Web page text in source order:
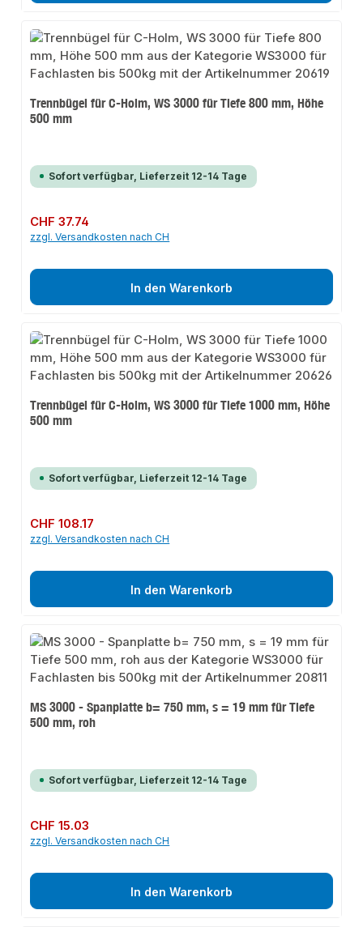
Trennbügel für C-Holm, WS 3000 für Tiefe 800 mm, Höhe
500 mm
Sofort verfügbar, Lieferzeit 12-14 Tage
Regulärer Preis:
CHF 37.74
zzgl. Versandkosten nach CH
In den Warenkorb
Trennbügel für C-Holm, WS 3000 für Tiefe 1000 mm, Höhe
500 mm
Sofort verfügbar, Lieferzeit 12-14 Tage
Regulärer Preis:
CHF 108.17
zzgl. Versandkosten nach CH
In den Warenkorb
MS 3000 - Spanplatte b= 750 mm, s = 19 mm für Tiefe
500 mm, roh
Sofort verfügbar, Lieferzeit 12-14 Tage
Regulärer Preis:
CHF 15.03
zzgl. Versandkosten nach CH
In den Warenkorb